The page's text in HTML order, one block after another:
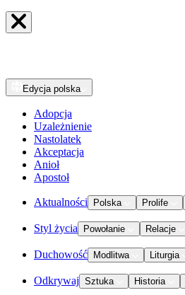
Edycja polska
Adopcja
Uzależnienie
Nastolatek
Akceptacja
Anioł
Apostoł
Aktualności Polska Prolife
Styl życia Powołanie Relacje
Duchowość Modlitwa Liturgia
Odkrywaj Sztuka Historia